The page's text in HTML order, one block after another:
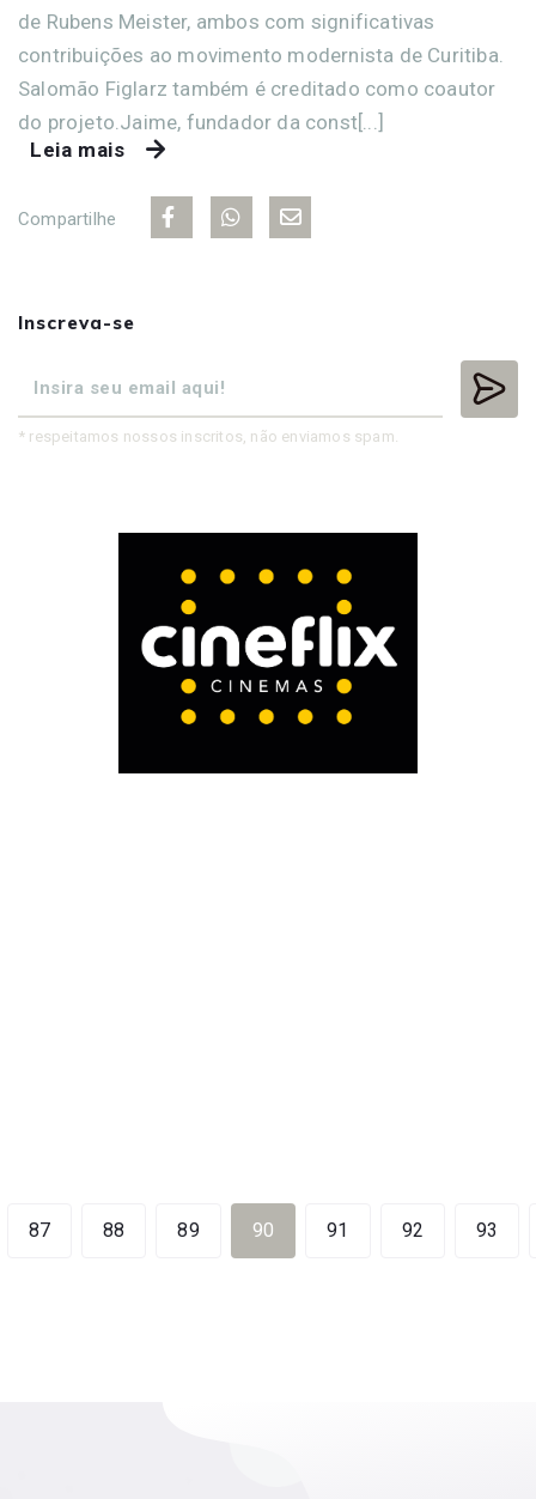
de Rubens Meister, ambos com significativas
contribuições ao movimento modernista de Curitiba.
Salomão Figlarz também é creditado como coautor
do projeto.Jaime, fundador da const[...]
Leia mais
Compartilhe
Inscreva-se
* respeitamos nossos inscritos, não enviamos spam.
87 88 89 90 91 92 93